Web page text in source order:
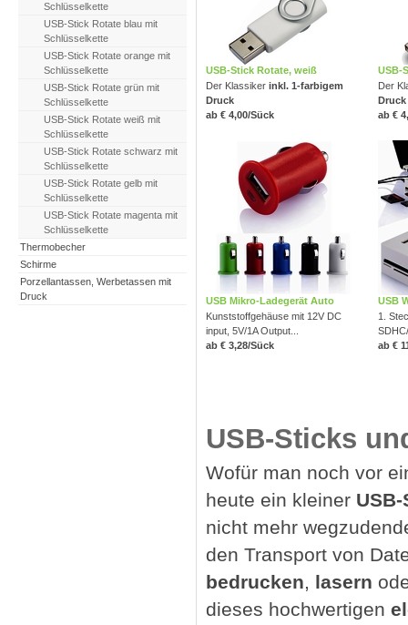
USB-Stick Rotate, weiß
Der Klassiker inkl. 1-farbigem
Druck
ab € 4,00/Sück
USB-
Der
Druck
ab €
USB Mikro-Ladegerät Auto
Kunststoffgehäuse mit 12V DC
input, 5V/1A Output...
ab € 3,28/Sück
USB
1.
ab €
USB-Sticks
Wofür man noch vor
heute ein kleiner
nicht mehr
den Transport von
bedrucken, lasern
dieses hochwertigen
Schlüsselkette
USB-Stick Rotate blau mit
Schlüsselkette
USB-Stick Rotate orange mit
Schlüsselkette
USB-Stick Rotate grün mit
Schlüsselkette
USB-Stick Rotate weiß mit
Schlüsselkette
USB-Stick Rotate schwarz mit
Schlüsselkette
USB-Stick Rotate gelb mit
Schlüsselkette
USB-Stick Rotate magenta mit
Schlüsselkette
Thermobecher
Schirme
Porzellantassen, Werbetassen mit
Druck